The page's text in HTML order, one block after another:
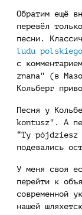
Обратим ещё
перевёл
песни.
ludu
с
znana" (в
Кольберг
Песня у
kontusz". А
“Ty pójdziesz
подевались
У меня своя
перейти к
современной
нашей